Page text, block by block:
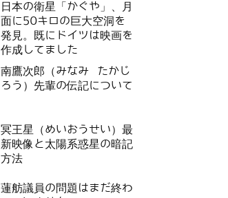
日本の衛星「かぐや」、月
面に50キロの巨大空洞を
発見。既にドイツは映画を
作成してました
南鷹次郎（みなみ たかじ
ろう）先輩の伝記について
冥王星（めいおうせい）最
新映像と太陽系惑星の暗記
方法
蓮舫議員の問題はまだ終わ